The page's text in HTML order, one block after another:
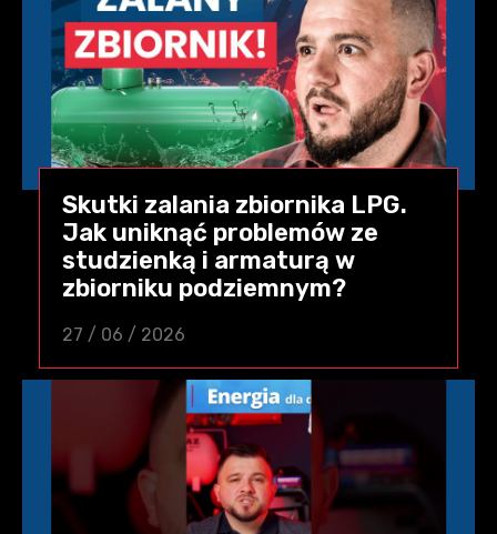
Skutki zalania zbiornika LPG.
Jak uniknąć problemów ze
studzienką i armaturą w
zbiorniku podziemnym?
27 / 06 / 2026